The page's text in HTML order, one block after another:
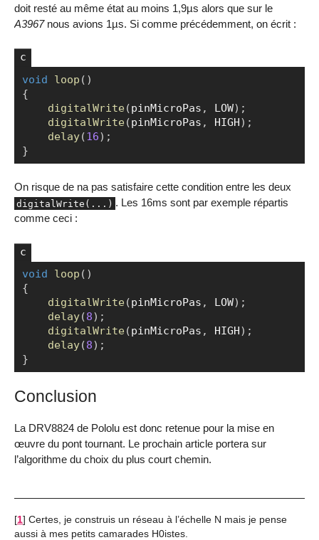
doit resté au même état au moins 1,9µs alors que sur le
A3967nous avions 1µs. Si comme précédemment, on écrit :
void loop ( )
{
digitalWrite(pinMicroPas , LOW) ;
digitalWrite(pinMicroPas , HIGH) ;
delay(16) ;
}
On risque de na pas satisfaire cette condition entre les deux
digitalWrite(...) . Les 16ms sont par exemple répartis
comme ceci :
void loop ( )
{
digitalWrite(pinMicroPas , LOW) ;
delay(8) ;
digitalWrite(pinMicroPas , HIGH ) ;
delay(8) ;
}
Conclusion
La DRV8824 de Pololu est donc retenue pour la mise en
œuvre du pont tournant. Le prochain article portera sur
l’algorithme du choix du plus court chemin.
[1] Certes, je construis un réseau à l’échelle N mais je pense
aussi à mes petits camarades H0istes.